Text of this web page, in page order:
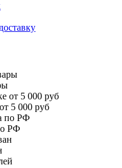
5 000 руб
РФ